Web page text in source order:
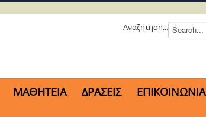
Αναζήτηση...
ΜΑΘΗΤΕΙΑ ΔΡΑΣΕΙΣ
ΕΠΙΚΟΙΝΩΝΙΑ